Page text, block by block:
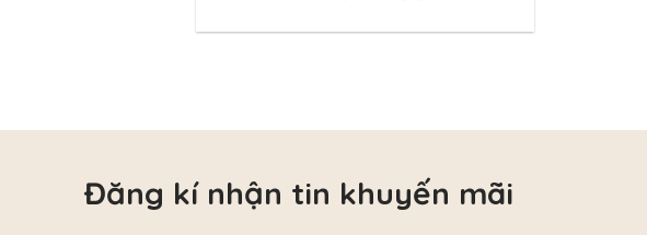
Đăng kí nhận tin khuyến mãi